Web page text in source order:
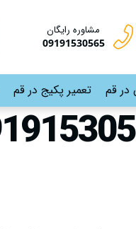
مشاوره رایگان
09191530565
در قم تعمیر پکیج در قم